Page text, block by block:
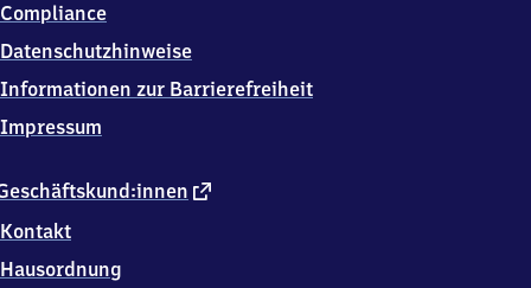
externer
Kontakt
Hausordnung
Compliance
Datenschutzhinweise
Informationen zur Barrierefreiheit
Impressum